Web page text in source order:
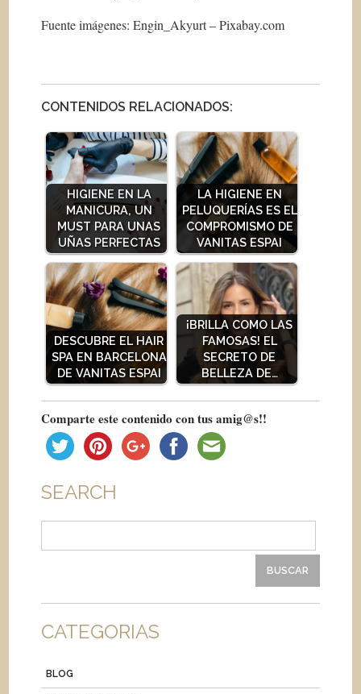
Fuente imágenes: Engin_Akyurt – Pixabay.com
CONTENIDOS RELACIONADOS:
HIGIENE EN LA
MANICURA, UN
MUST PARA UNAS
UÑAS PERFECTAS
LA HIGIENE EN
PELUQUERÍAS ES EL
COMPROMISMO DE
VANITAS ESPAI
DESCUBRE EL HAIR
SPA EN BARCELONA
DE VANITAS ESPAI
¡BRILLA COMO LAS
FAMOSAS! EL
SECRETO DE
BELLEZA DE…
Comparte este contenido con tus amig@s!!
SEARCH
CATEGORIAS
BLOG